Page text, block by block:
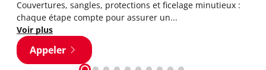
Couvertures, sangles, protections et ficelage minutieux :
chaque étape compte pour assurer un...
Voir plus
Appeler